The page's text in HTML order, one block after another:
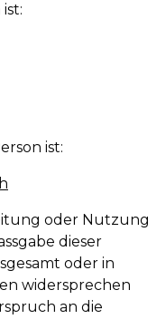
ist:
oder Nutzung
dieser
oder in
widersprechen
an die